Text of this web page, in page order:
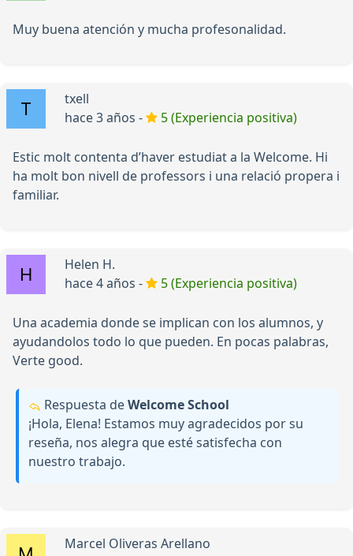
Muy buena atención y mucha profesonalidad.
txell
hace 3 años -
5 (Experiencia positiva)
Estic molt contenta d’haver estudiat a la Welcome. Hi
ha molt bon nivell de professors i una relació propera i
familiar.
Helen H.
hace 4 años -
5 (Experiencia positiva)
Una academia donde se implican con los alumnos, y
ayudandolos todo lo que pueden. En pocas palabras,
Verte good.
Respuesta deWelcome School
¡Hola, Elena! Estamos muy agradecidos por su
reseña, nos alegra que esté satisfecha con
nuestro trabajo.
Marcel Oliveras Arellano